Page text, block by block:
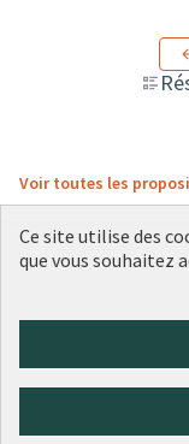
Voir toutes les
(Lien externe)
(Lien externe)
(Lien(Lien
Ce site utilise des
que vous souhaitez